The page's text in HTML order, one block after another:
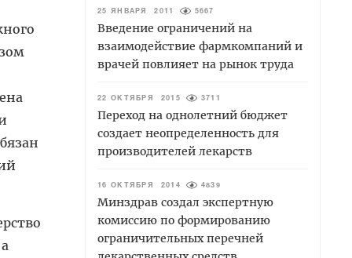
25 ЯНВАРЯ 2011 5667
Введение ограничений на
взаимодействие фармкомпаний и
врачей повлияет на рынок труда
22 ОКТЯБРЯ 2015 3711
Переход на однолетний бюджет
создает неопределенность для
производителей лекарств
16 ОКТЯБРЯ 2014 4839
Минздрав создал экспертную
комиссию по формированию
ограничительных перечней